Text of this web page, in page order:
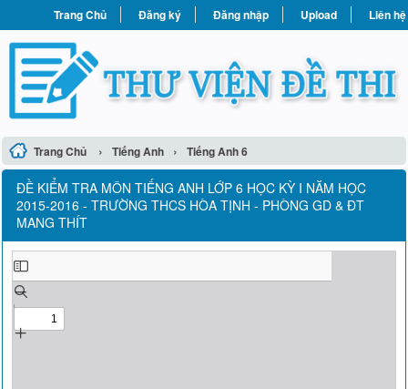
Trang Chủ Đăng ký Đăng nhập Upload Liên hệ
Trang Chủ › Tiếng Anh › Tiếng Anh 6
ĐỀ KIỂM TRA MÔN TIẾNG ANH LỚP 6 HỌC KỲ I NĂM HỌC
2015-2016 - TRƯỜNG THCS HÒA TỊNH - PHÒNG GD & ĐT
MANG THÍT